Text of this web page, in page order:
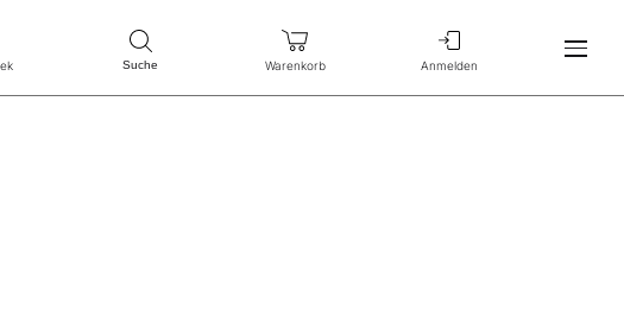
Suche Warenkorb Anmelden